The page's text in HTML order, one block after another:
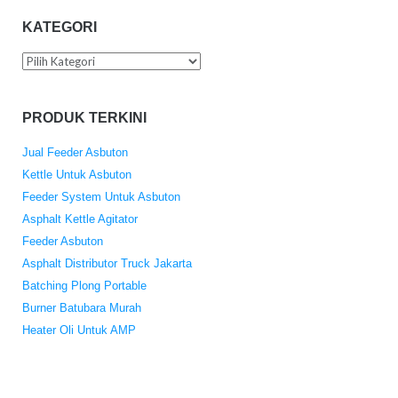
KATEGORI
Kategori
PRODUK TERKINI
Jual Feeder Asbuton
Kettle Untuk Asbuton
Feeder System Untuk Asbuton
Asphalt Kettle Agitator
Feeder Asbuton
Asphalt Distributor Truck Jakarta
Batching Plong Portable
Burner Batubara Murah
Heater Oli Untuk AMP